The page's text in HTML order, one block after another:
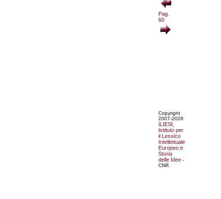
Pag.
60
Copyright
2007-2026
ILIESI,
Istituto per
il Lessico
Intellettuale
Europeo e
Storia
delle Idee -
CNR.